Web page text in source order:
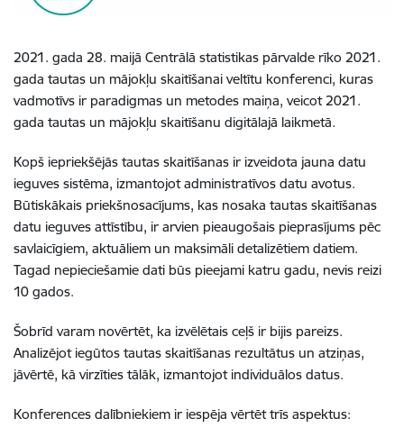
2021. gada 28. maijā Centrālā statistikas pārvalde rīko 2021.
gada tautas un mājokļu skaitīšanai veltītu konferenci, kuras
vadmotīvs ir paradigmas un metodes maiņa, veicot 2021.
gada tautas un mājokļu skaitīšanu digitālajā laikmetā.
Kopš iepriekšējās tautas skaitīšanas ir izveidota jauna datu
ieguves sistēma, izmantojot administratīvos datu avotus.
Būtiskākais priekšnosacījums, kas nosaka tautas skaitīšanas
datu ieguves attīstību, ir arvien pieaugošais pieprasījums pēc
savlaicīgiem, aktuāliem un maksimāli detalizētiem datiem.
Tagad nepieciešamie dati būs pieejami katru gadu, nevis reizi
10 gados.
Šobrīd varam novērtēt, ka izvēlētais ceļš ir bijis pareizs.
Analizējot iegūtos tautas skaitīšanas rezultātus un atziņas,
jāvērtē, kā virzīties tālāk, izmantojot individuālos datus.
Konferences dalībniekiem ir iespēja vērtēt trīs aspektus: